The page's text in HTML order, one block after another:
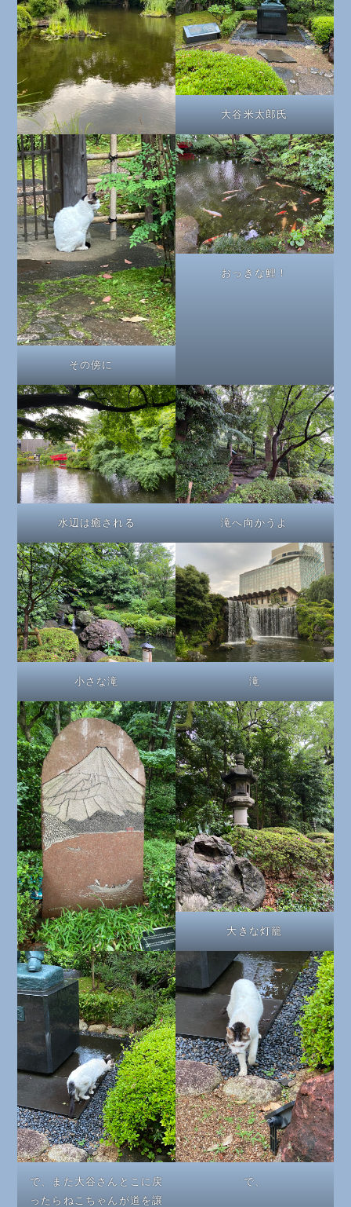
大谷米太郎氏
その傍に
おっきな鯉！
水辺は癒される 滝へ向かうよ
小さな滝 滝
大きな灯籠
で、また大谷さんとこに戻
ったらねこちゃんが道を譲
で、